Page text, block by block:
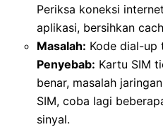
Periksa koneksi
aplikasi, bersihkan
Masalah: Kode dial-up
Penyebab: Kartu SIM
benar, masalah
SIM, coba lagi
sinyal.